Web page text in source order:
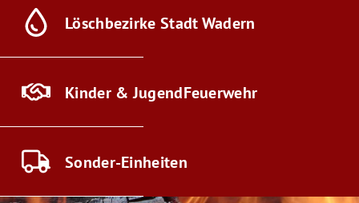
Löschbezirke Stadt Wadern
Kinder & JugendFeuerwehr
Sonder-Einheiten